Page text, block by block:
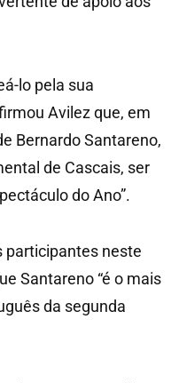
lo pela sua
Avilez que, em
Bernardo Santareno,
de Cascais, ser
do Ano”.
participantes neste
Santareno “é o mais
da segunda